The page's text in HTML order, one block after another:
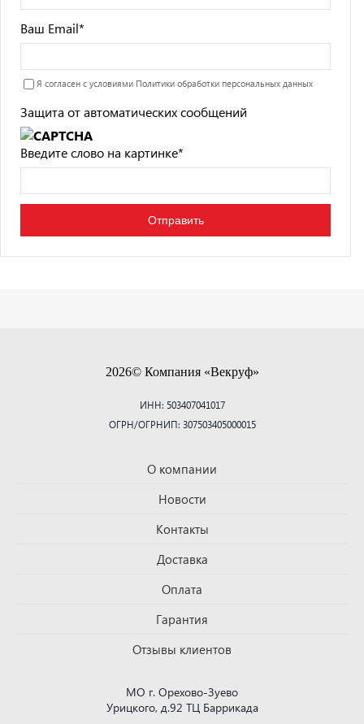
Ваш Email*
Я согласен с условиями Политики обработки персональных данных
Защита от автоматических сообщений
Введите слово на картинке*
2026© Компания «Векруф»
ИНН: 503407041017
ОГРН/ОГРНИП: 307503405000015
О компании
Новости
Контакты
Доставка
Оплата
Гарантия
Отзывы клиентов
МО г. Орехово-Зуево
Урицкого, д.92 ТЦ Баррикада